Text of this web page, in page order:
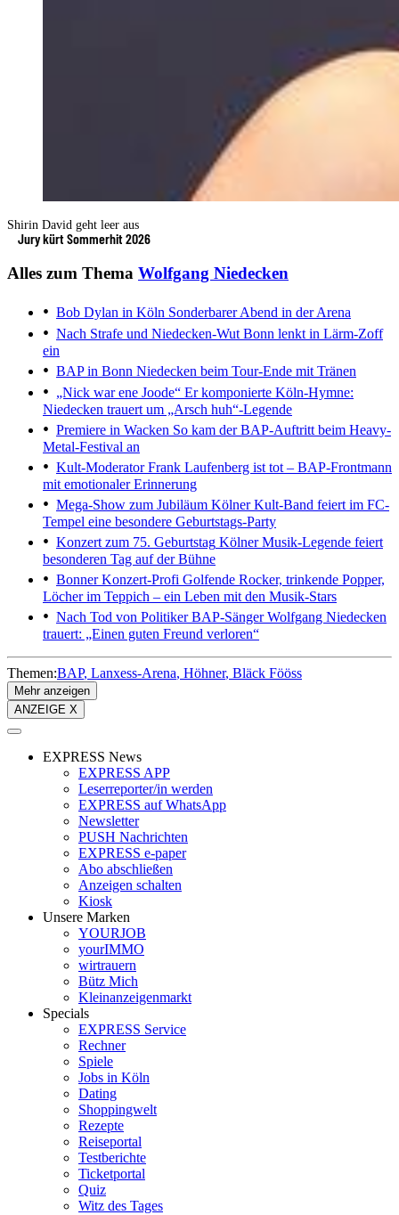
Shirin David geht leer aus
Jury kürt Sommerhit 2026
Alles zum Thema Wolfgang Niedecken
Bob Dylan in Köln Sonderbarer Abend in der Arena
Nach Strafe und Niedecken-Wut Bonn lenkt in Lärm-Zoff
ein
BAP in Bonn Niedecken beim Tour-Ende mit Tränen
„Nick war ene Joode“ Er komponierte Köln-Hymne:
Niedecken trauert um „Arsch huh“-Legende
Premiere in Wacken So kam der BAP-Auftritt beim Heavy-
Metal-Festival an
Kult-ModeratorFrank Laufenberg ist tot – BAP-Frontmann
mit emotionaler Erinnerung
Mega-Show zum Jubiläum Kölner Kult-Band feiert im FC-
Tempel eine besondere Geburtstags-Party
Konzert zum 75. Geburtstag Kölner Musik-Legende feiert
besonderen Tag auf der Bühne
Bonner Konzert-Profi Golfende Rocker, trinkende Popper,
Löcher im Teppich – ein Leben mit den Musik-Stars
Nach Tod von PolitikerBAP-Sänger Wolfgang Niedecken
trauert: „Einen guten Freund verloren“
Themen:BAP Lanxess-Arena Höhner Bläck Fööss
Mehr anzeigen
ANZEIGE X
EXPRESS News
EXPRESS APP
Leserreporter/in werden
EXPRESS auf WhatsApp
Newsletter
PUSH Nachrichten
EXPRESS e-paper
Abo abschließen
Anzeigen schalten
Kiosk
Unsere Marken
YOURJOB
yourIMMO
wirtrauern
Bütz Mich
Kleinanzeigenmarkt
Specials
EXPRESS Service
Rechner
Spiele
Jobs in Köln
Dating
Shoppingwelt
Rezepte
Reiseportal
Testberichte
Ticketportal
Quiz
Witz des Tages